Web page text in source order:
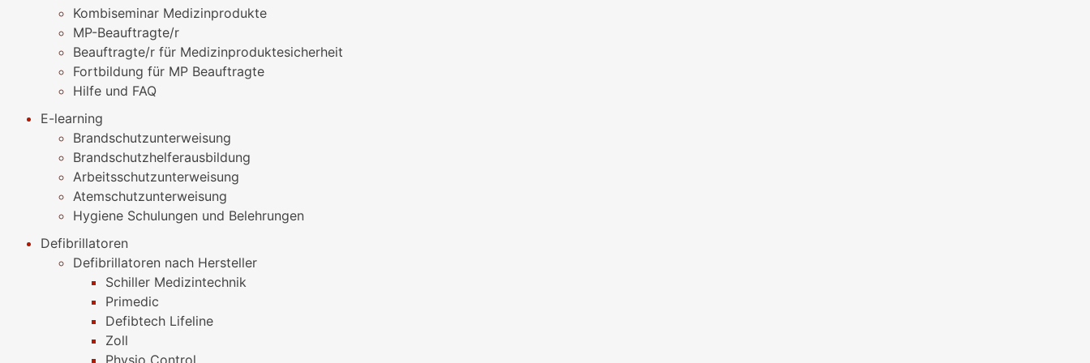
Kombiseminar Medizinprodukte
MP-Beauftragte/r
Beauftragte/r für Medizinproduktesicherheit
Fortbildung für MP Beauftragte
Hilfe und FAQ
E-learning
Brandschutzunterweisung
Brandschutzhelferausbildung
Arbeitsschutzunterweisung
Atemschutzunterweisung
Hygiene Schulungen und Belehrungen
Defibrillatoren
Defibrillatoren nach Hersteller
Schiller Medizintechnik
Primedic
Defibtech Lifeline
Zoll
Physio Control